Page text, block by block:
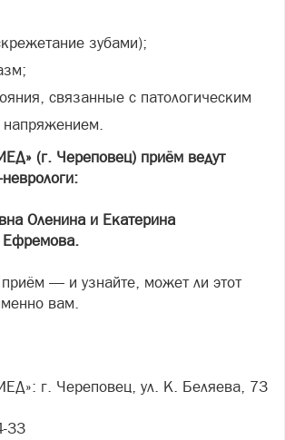
зубами);
связанные с патологическим
(г. Череповец) приём ведут
Оленина и Екатерина
Ефремова.
— и узнайте, может ли этот
вам.
г. Череповец, ул. К. Беляева, 73
33